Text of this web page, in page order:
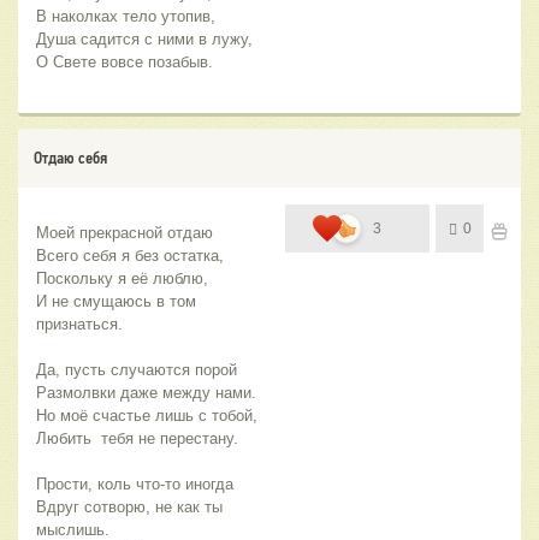
В наколках тело утопив,
Душа садится с ними в лужу,
О Свете вовсе позабыв.
Отдаю себя
Моей прекрасной отдаю
Всего себя я без остатка,
Поскольку я её люблю,
И не смущаюсь в том
признаться.
Да, пусть случаются порой
Размолвки даже между нами.
Но моё счастье лишь с тобой,
Любить  тебя не перестану.
Прости, коль что-то иногда
Вдруг сотворю, не как ты
мыслишь.
3 0